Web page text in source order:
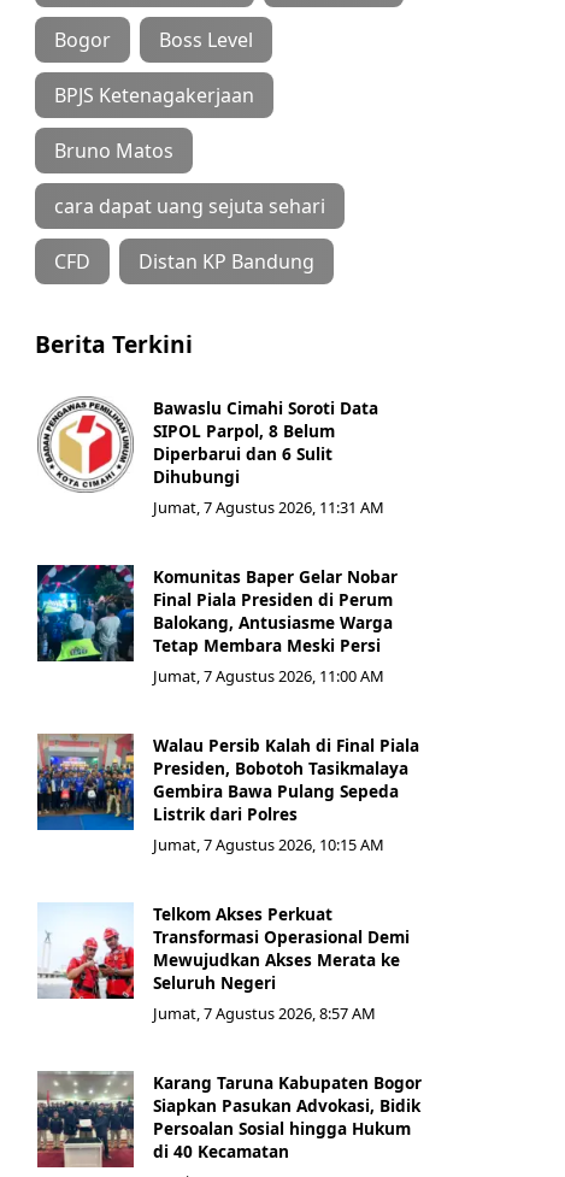
Bogor Boss Level
BPJS Ketenagakerjaan
Bruno Matos
cara dapat uang sejuta sehari
CFD Distan KP Bandung
Berita Terkini
Bawaslu Cimahi Soroti Data
SIPOL Parpol, 8 Belum
Diperbarui dan 6 Sulit
Dihubungi
Jumat, 7 Agustus 2026, 11:31 AM
Komunitas Baper Gelar Nobar
Final Piala Presiden di Perum
Balokang, Antusiasme Warga
Tetap Membara Meski Persi
Jumat, 7 Agustus 2026, 11:00 AM
Walau Persib Kalah di Final Piala
Presiden, Bobotoh Tasikmalaya
Gembira Bawa Pulang Sepeda
Listrik dari Polres
Jumat, 7 Agustus 2026, 10:15 AM
Telkom Akses Perkuat
Transformasi Operasional Demi
Mewujudkan Akses Merata ke
Seluruh Negeri
Jumat, 7 Agustus 2026, 8:57 AM
Karang Taruna Kabupaten Bogor
Siapkan Pasukan Advokasi, Bidik
Persoalan Sosial hingga Hukum
di 40 Kecamatan